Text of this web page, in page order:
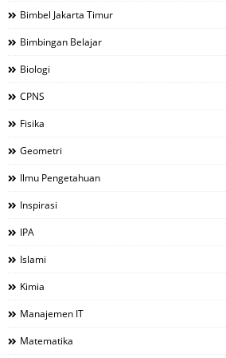
Bimbel Jakarta Timur
Bimbingan Belajar
Biologi
CPNS
Fisika
Geometri
Ilmu Pengetahuan
Inspirasi
IPA
Islami
Kimia
Manajemen IT
Matematika